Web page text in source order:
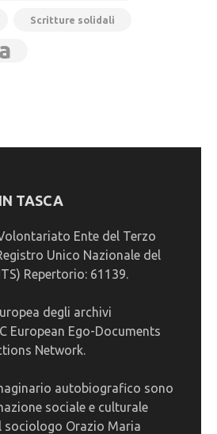
Scritture solidali
TASCA
Ente del Terzo
Unico Nazionale del
Repertorio: 61139.
degli archivi
European Ego-Documents
Network.
autobiografico sono
sociale e culturale
Orazio Maria